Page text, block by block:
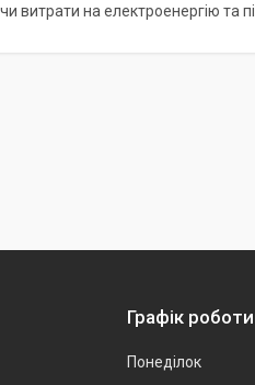
витрати на електроенергію та
Графік роботи
Понеділок